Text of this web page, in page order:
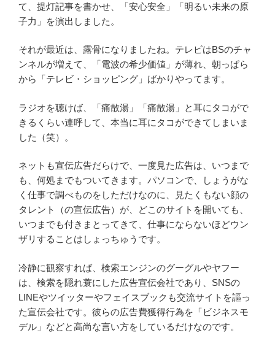
て、提灯記事を書かせ、「安心安全」「明るい未来の原
子力」を演出しました。
それが最近は、露骨になりましたね。テレビはBSのチャ
ンネルが増えて、「電波の希少価値」が薄れ、朝っぱら
から「テレビ・ショッピング」ばかりやってます。
ラジオを聴けば、「痛散湯」「痛散湯」と耳にタコがで
きるくらい連呼して、本当に耳にタコができてしまいま
した（笑）。
ネットも宣伝広告だらけで、一度見た広告は、いつまで
も、何処までもついてきます。パソコンで、しょうがな
く仕事で調べものをしただけなのに、見たくもない顔の
タレント（の宣伝広告）が、どこのサイトを開いても、
いつまでも付きまとってきて、仕事にならないほどウン
ザリすることはしょっちゅうです。
冷静に観察すれば、検索エンジンのグーグルやヤフー
は、検索を隠れ蓑にした広告宣伝会社であり、SNSの
LINEやツイッターやフェイスブックも交流サイトを謳っ
た宣伝会社です。彼らの広告費獲得行為を「ビジネスモ
デル」などと高尚な言い方をしているだけなのです。